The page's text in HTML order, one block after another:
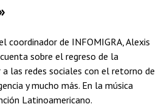
coordinador de INFOMIGRA, Alexis
sobre el regreso de la
las redes sociales con el retorno de
y mucho más. En la música
Latinoamericano.